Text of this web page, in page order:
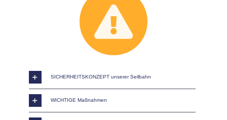
SICHERHEITSKONZEPT unserer Seilbahn
WICHTIGE Maßnahmen